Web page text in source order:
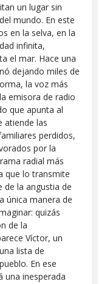
un lugar sin
mundo. En este
en la selva, en la
infinita,
el mar. Hace una
dejando miles de
la voz más
emisora de radio
que apunta al
atiende las
perdidos,
por la
radial más
que lo transmite
de la angustia de
única manera de
quizás
de la
Víctor, un
lista de
En ese
una inesperada